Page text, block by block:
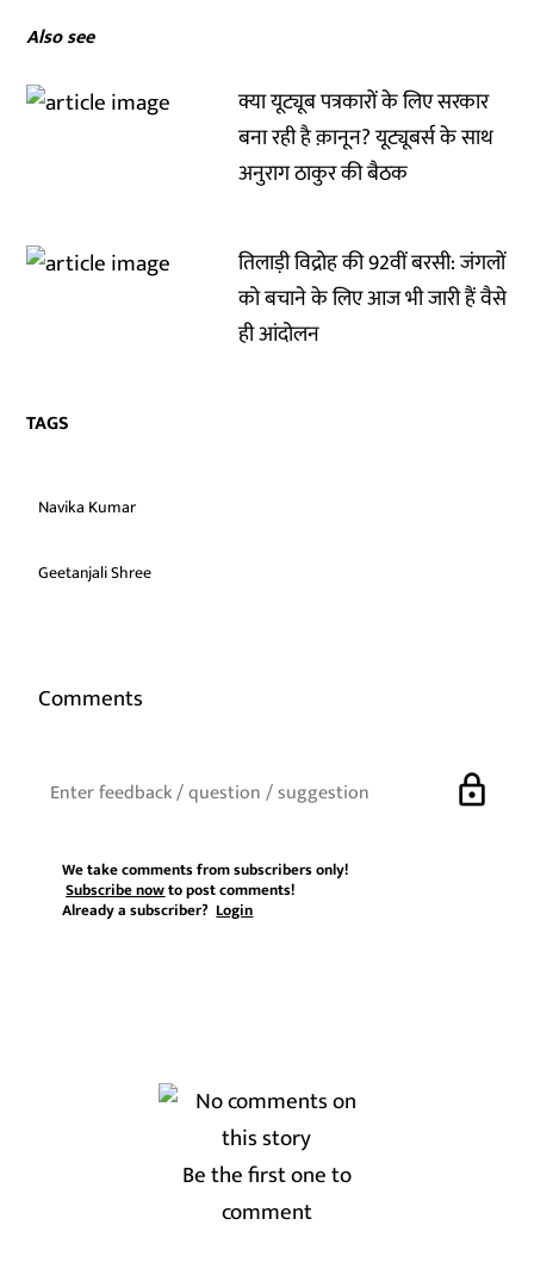
Also see
क्या यूट्यूब पत्रकारों के लिए सरकार
बना रही है क़ानून? यूट्यूबर्स के साथ
अनुराग ठाकुर की बैठक
तिलाड़ी विद्रोह की 92वीं बरसी: जंगलों
को बचाने के लिए आज भी जारी हैं वैसे
ही आंदोलन
TAGS
Navika Kumar
Geetanjali Shree
Comments
lock
We take comments from subscribers only!
Subscribe nowto post comments!
Already a subscriber?Login
Be the first one to
comment